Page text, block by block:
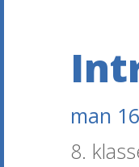
man
8.